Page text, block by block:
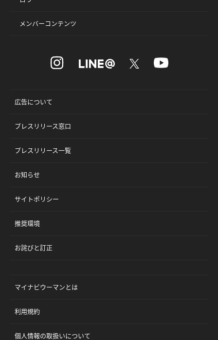
メンバーコンテンツ
広告について
プレスリリース窓口
プレスリリース一覧
お知らせ
サイトポリシー
推奨環境
お詫びと訂正
マイナビウーマンとは
利用規約
個人情報の取扱いについて